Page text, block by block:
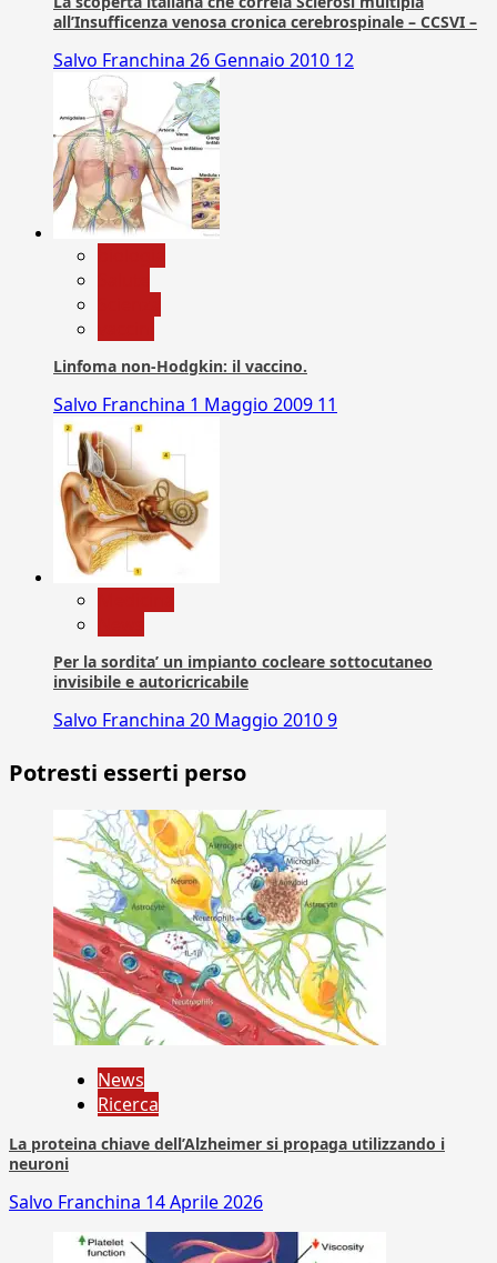
all’Insufficenza venosa cronica cerebrospinale – CCSVI –
Salvo Franchina 26 Gennaio 2010 12
Linfoma non-Hodgkin: il vaccino.
Salvo Franchina 1 Maggio 2009 11
Per la sordita’ un impianto cocleare sottocutaneo
invisibile e autoricricabile
Salvo Franchina 20 Maggio 20109
Potresti esserti perso
News
Ricerca
La proteina chiave dell’Alzheimer si propaga utilizzando i
neuroni
Salvo Franchina 14 Aprile 2026